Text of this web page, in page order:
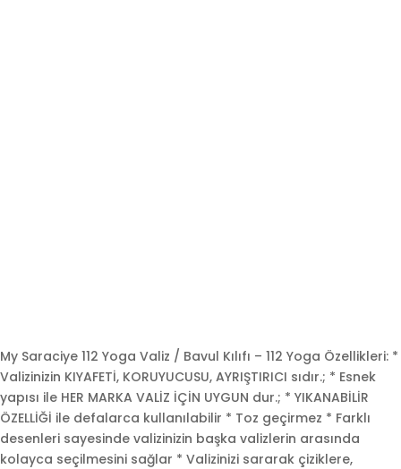
My Saraciye 112 Yoga Valiz / Bavul Kılıfı – 112 Yoga Özellikleri: *
Valizinizin KIYAFETİ, KORUYUCUSU, AYRIŞTIRICI sıdır.; * Esnek
yapısı ile HER MARKA VALİZ İÇİN UYGUN dur.; * YIKANABİLİR
ÖZELLİĞİ ile defalarca kullanılabilir * Toz geçirmez * Farklı
desenleri sayesinde valizinizin başka valizlerin arasında
kolayca seçilmesini sağlar * Valizinizi sararak çiziklere,